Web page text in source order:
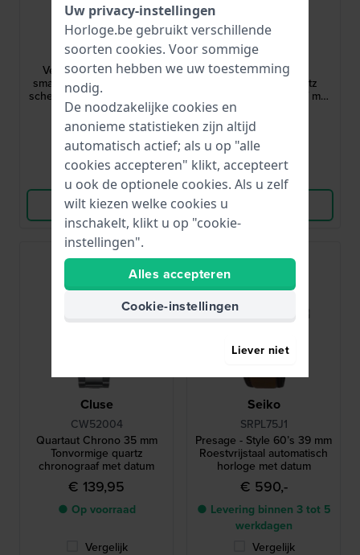
Garmin
010-03014-02
Venu 4 45 mm Health
smartwatch met AMOLED
scherm, Heart Rate en GPS
€ 549,99
● Op voorraad
Vergelijk
Bekijk Product
Festina
F20743/4
Originals 45 mm
Roestvrijstalen quartz
'Bullhead' chronograaf met
€ 199,-
● Op voorraad
Vergelijk
Bekijk Product
Cluse
CW52004
Quartaut Chrono 35 mm
Tonvormige quartz
chronograaf met datum
€ 139,95
● Op voorraad
Vergelijk
Seiko
SRPL75J1
Presage - Style 60’s 39 mm
Roestvrijstaal automatisch
horloge met datum
€ 590,-
● Levering binnen 3 tot 5
werkdagen
Vergelijk
Uw privacy-instellingen
Horloge.be gebruikt verschillende
soorten cookies. Voor sommige
soorten hebben we uw toestemming
nodig.
De noodzakelijke cookies en
anonieme statistieken zijn altijd
automatisch actief; als u op "alle
cookies accepteren" klikt, accepteert
u ook de optionele cookies. Als u zelf
wilt kiezen welke cookies u
inschakelt, klikt u op "cookie-
instellingen".
Alles accepteren
Cookie-instellingen
Liever niet